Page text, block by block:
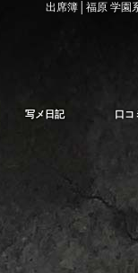
出席簿│福原 学園
写メ日記 口コ